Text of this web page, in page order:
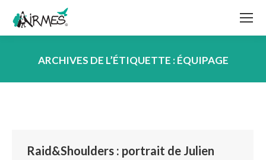
ARCHIVES DE L’ÉTIQUETTE :ÉQUIPAGE
Raid&Shoulders : portrait de Julien